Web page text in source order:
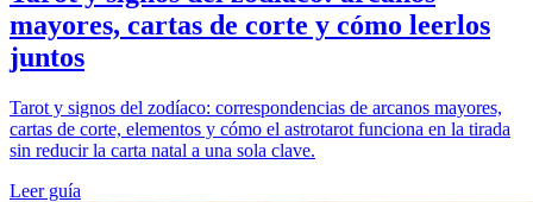
mayores, cartas de corte y cómo leerlos
juntos
Tarot y signos del zodíaco: correspondencias de arcanos mayores,
cartas de corte, elementos y cómo el astrotarot funciona en la tirada
sin reducir la carta natal a una sola clave.
Leer guía